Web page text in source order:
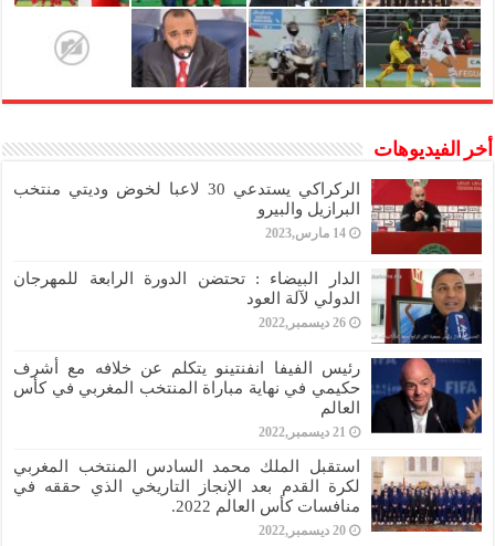
أخر الفيديوهات
الركراكي يستدعي 30 لاعبا لخوض وديتي منتخب
البرازيل والبيرو
14 مارس,2023
الدار البيضاء : تحتضن الدورة الرابعة للمهرجان
الدولي لآلة العود
26 ديسمبر,2022
رئيس الفيفا انفنتينو يتكلم عن خلافه مع أشرف
حكيمي في نهاية مباراة المنتخب المغربي في كأس
العالم
21 ديسمبر,2022
استقبل الملك محمد السادس المنتخب المغربي
لكرة القدم بعد الإنجاز التاريخي الذي حققه في
منافسات كأس العالم 2022.
20 ديسمبر,2022